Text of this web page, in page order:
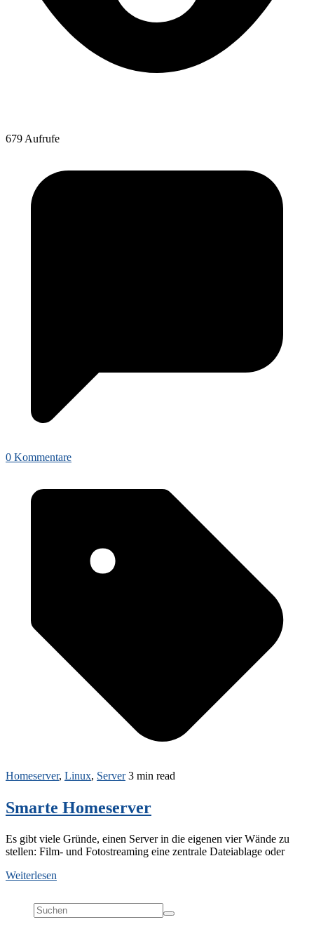
679 Aufrufe
0 Kommentare
Homeserver, Linux, Server 3 min read
Smarte Homeserver
Es gibt viele Gründe, einen Server in die eigenen vier Wände zu
stellen: Film- und Fotostreaming eine zentrale Dateiablage oder
Weiterlesen